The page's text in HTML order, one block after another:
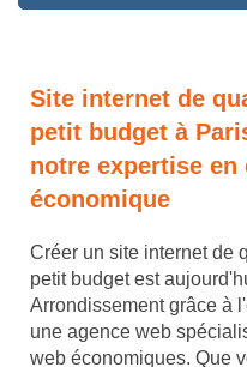
Site internet de
petit budget à
notre expertise en
économique
Créer un site internet de
petit budget est
Arrondissement grâce à
une agence web
web économiques. Que